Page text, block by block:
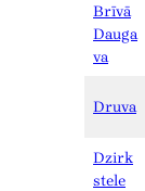
Brīvā
Dauga
va
Druva
Dzirk
stele